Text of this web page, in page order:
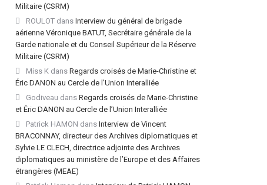
Militaire (CSRM)
ROULOTdans Interview du général de brigade
aérienne Véronique BATUT, Secrétaire générale de la
Garde nationale et du Conseil Supérieur de la Réserve
Militaire (CSRM)
Miss Kdans Regards croisés de Marie-Christine et
Éric DANON au Cercle de l’Union Interalliée
Godiveau dans Regards croisés de Marie-Christine
et Éric DANON au Cercle de l’Union Interalliée
Patrick HAMON dans Interview de Vincent
BRACONNAY, directeur des Archives diplomatiques et
Sylvie LE CLECH, directrice adjointe des Archives
diplomatiques au ministère de l’Europe et des Affaires
étrangères (MEAE)